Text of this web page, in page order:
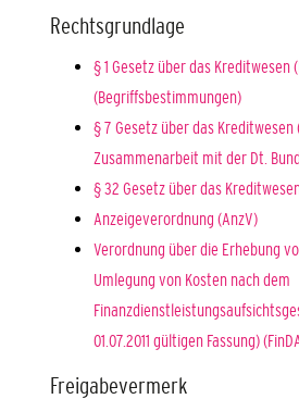
Rechtsgrundlage
§ 1 Gesetz über das Kreditwesen
(Begriffsbestimmungen)
§ 7 Gesetz über das Kreditwesen
Zusammenarbeit mit der Dt.
§ 32 Gesetz über das
Anzeigeverordnung (AnzV)
Verordnung über die Erhebung
Umlegung von Kosten nach dem
01.07.2011 gültigen Fassung)
Freigabevermerk